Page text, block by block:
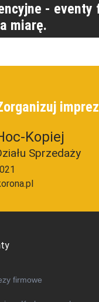
- eventy
miarę.
Kopiej
Sprzedaży
firmowe